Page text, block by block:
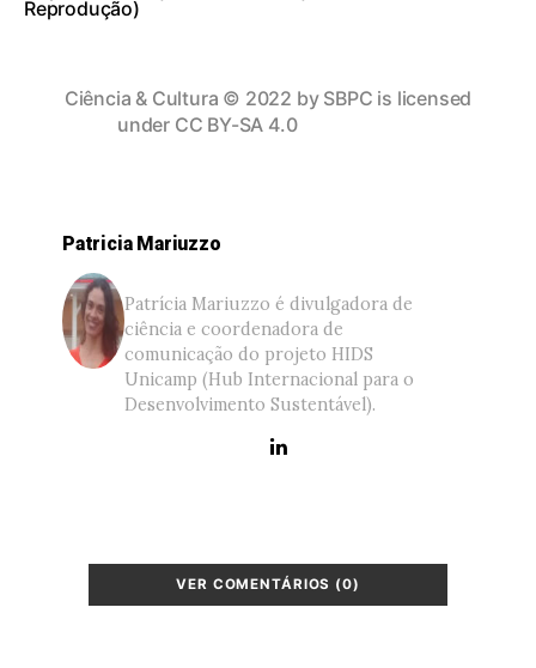
Reprodução)
Ciência & Cultura © 2022 by SBPC is licensed
under CC BY-SA 4.0
Patricia Mariuzzo
Patrícia Mariuzzo é divulgadora de
ciência e coordenadora de
comunicação do projeto HIDS
Unicamp (Hub Internacional para o
Desenvolvimento Sustentável).
VER COMENTÁRIOS (0)